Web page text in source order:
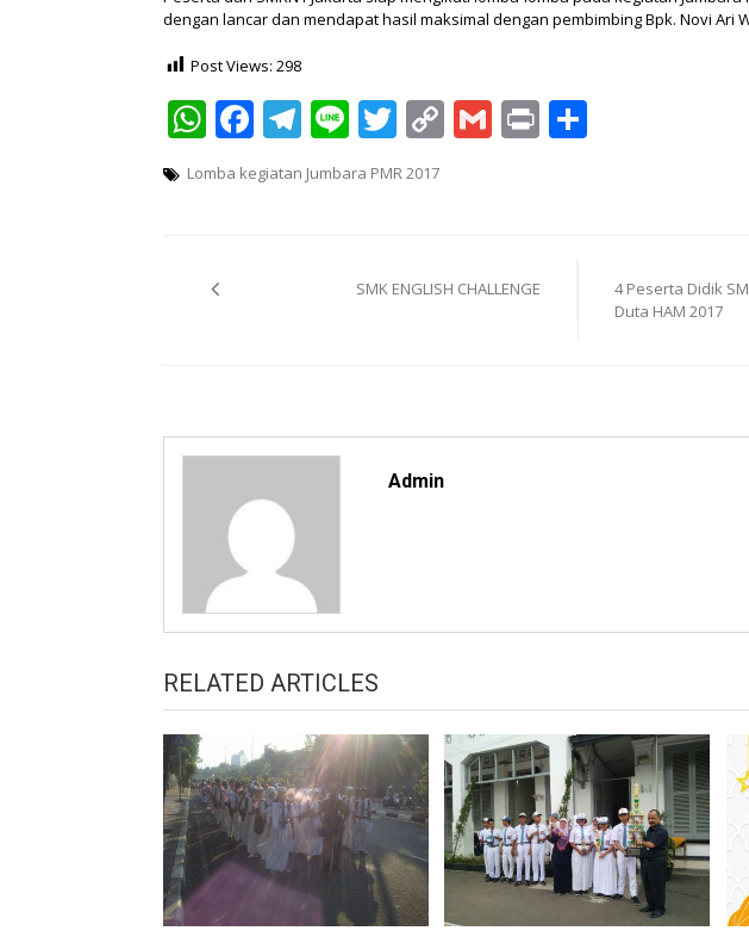
dengan lancar dan mendapat hasil maksimal dengan pembimbing Bpk. Novi Ari
Post Views: 298
WhatsApp
Facebook
Telegram
LineTwitter
CopyGmail
Print
Lomba kegiatan Jumbara PMR 2017
navigation
SMK ENGLISH CHALLENGE
4 Peserta Didik
Duta HAM 2017
Admin
RELATED ARTICLES